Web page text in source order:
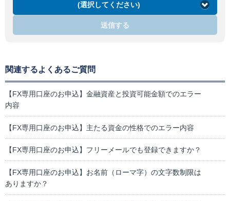
(選択してください)
送信する
関連するよくあるご質問
【FX専用口座のお申込】金融資産と投資可能金額でのエラー
内容
【FX専用口座のお申込】主たる資金の性格でのエラー内容
【FX専用口座のお申込】フリーメールでも登録できますか？
【FX専用口座のお申込】お名前（ローマ字）の文字数制限は
ありますか？